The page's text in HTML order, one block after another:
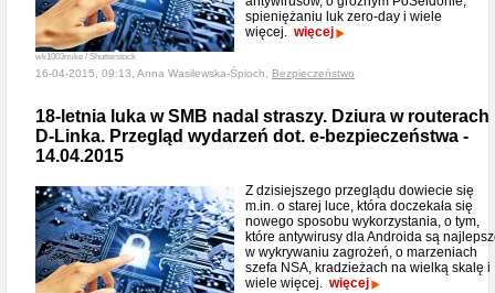
wk1003mike / Shutterstock
spieniężaniu luk zero-day i wiele
więcej. więcej
16-04-2015, 09:13, Anna Wasilewska-Śpioch, Bezpieczeństwo
18-letnia luka w SMB nadal straszy. Dziura w routerach
D-Linka. Przegląd wydarzeń dot. e-bezpieczeństwa -
14.04.2015
Z dzisiejszego przeglądu dowiecie się
m.in. o starej luce, która doczekała się
nowego sposobu wykorzystania, o tym,
które antywirusy dla Androida są
w wykrywaniu zagrożeń, o marzeniach
szefa NSA, kradzieżach na wielką skalę i
wiele więcej. więcej